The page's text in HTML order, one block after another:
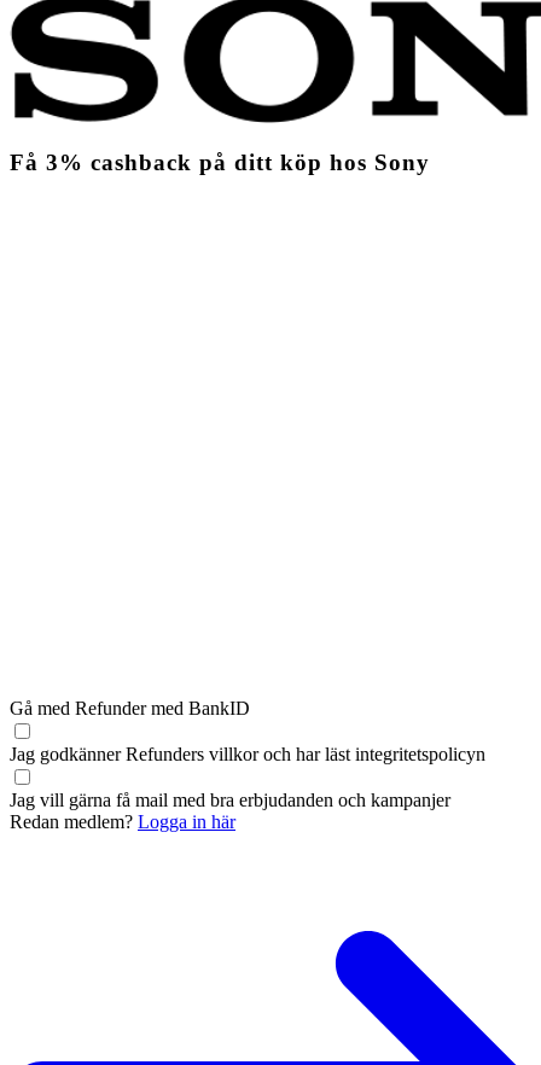
Få 3% cashback på ditt köp hos Sony
Gå med Refunder med BankID
Jag godkänner Refunders villkoroch har läst integritetspolicyn
Jag vill gärna få mail med bra erbjudanden och kampanjer
Redan medlem? Logga in här